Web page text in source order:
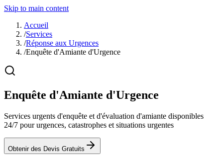
Skip to main content
Accueil
/Services
/Réponse aux Urgences
/Enquête d'Amiante d'Urgence
Enquête d'Amiante d'Urgence
Services urgents d'enquête et d'évaluation d'amiante disponibles
24/7 pour urgences, catastrophes et situations urgentes
Obtenir des Devis Gratuits